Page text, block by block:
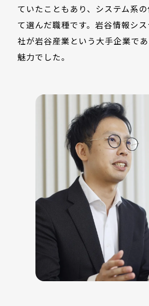
ていたこともあり、システム系
て選んだ職種です。岩谷情報シ
社が岩谷産業という大手企業で
魅力でした。